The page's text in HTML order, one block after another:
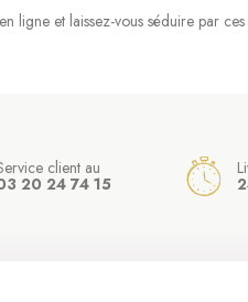
et laissez-vous séduire par
client au
20 24 74 15